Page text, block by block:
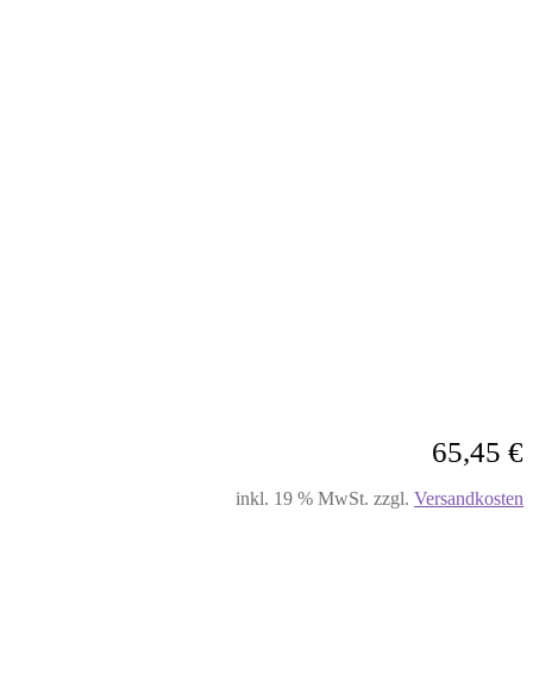
65,45 €
inkl. 19 % MwSt. zzgl. Versandkosten